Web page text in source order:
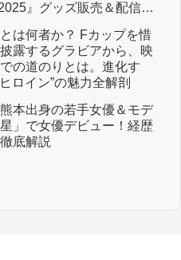
』グッズ販売＆配信情
は何者か？ Fカップを惜
露するグラビアから、映
の道のりとは。進化す
ロイン”の魅力全解剖
本出身の若手女優＆モデ
」で女優デビュー！経歴
底解説